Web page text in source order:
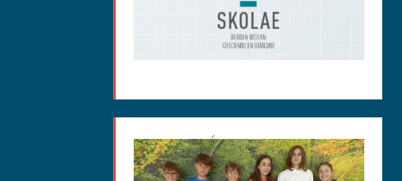
MEDIACIÓN CURSO 2025-
26